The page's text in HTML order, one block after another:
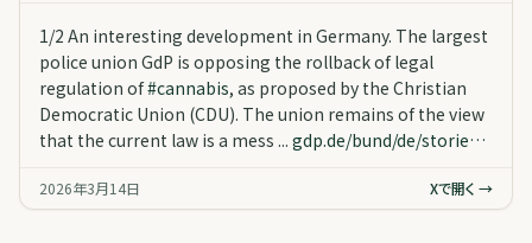
1/2 An interesting development in Germany. The largest
police union GdP is opposing the rollback of legal
regulation of#cannabis, as proposed by the Christian
Democratic Union (CDU). The union remains of the view
that the current law is a mess ... gdp.de/bund/de/storie…
2026年3月14日 Xで開く →